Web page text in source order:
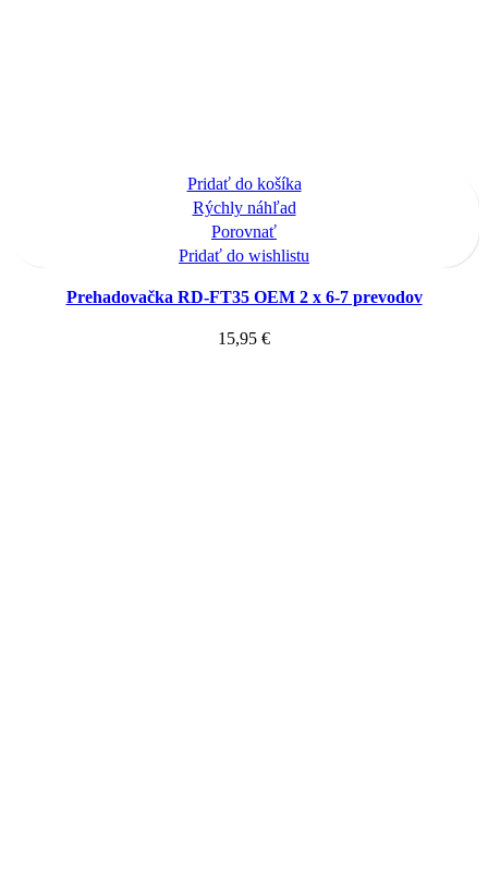
Pridať do košíka
Rýchly náhľad
Porovnať
Pridať do wishlistu
Prehadovačka RD-FT35 OEM 2 x 6-7 prevodov
15,95 €